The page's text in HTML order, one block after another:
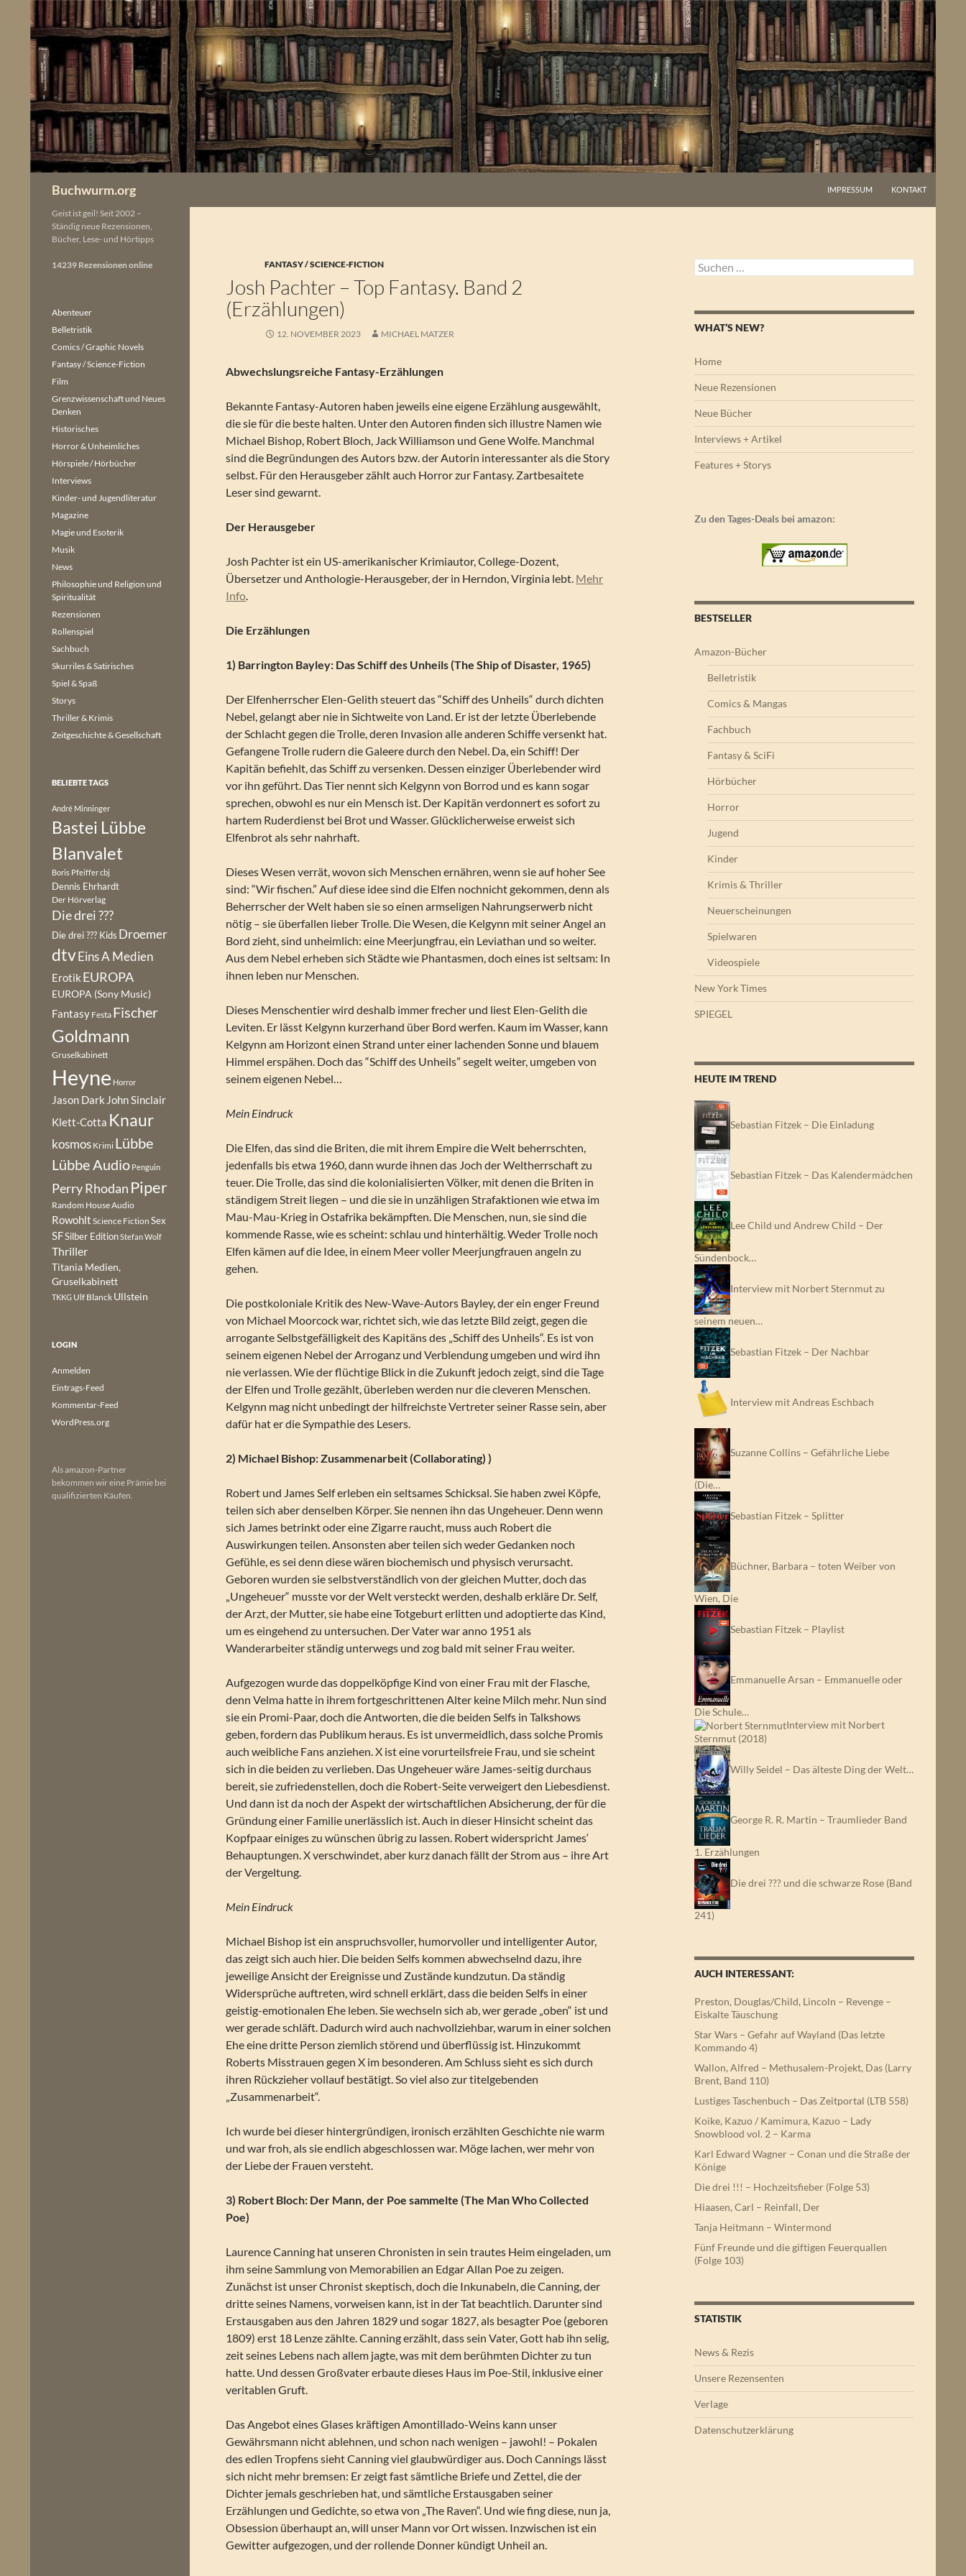
springen
Buchwurm.org IMPRESSUM KONTAKT
FANTASY / SCIENCE-FICTION
Josh Pachter – Top Fantasy. Band 2
(Erzählungen)
12. NOVEMBER 2023 MICHAEL MATZER
Abwechslungsreiche Fantasy-Erzählungen
Bekannte Fantasy-Autoren haben jeweils eine eigene Erzählung ausgewählt,
die sie für die beste halten. Unter den Autoren finden sich illustre Namen wie
Michael Bishop, Robert Bloch, Jack Williamson und Gene Wolfe. Manchmal
sind die Begründungen des Autors bzw. der Autorin interessanter als die Story
selbst. Für den Herausgeber zählt auch Horror zur Fantasy. Zartbesaitete
Leser sind gewarnt.
Der Herausgeber
Josh Pachter ist ein US-amerikanischer Krimiautor, College-Dozent,
Übersetzer und Anthologie-Herausgeber, der in Herndon, Virginia lebt. Mehr
Info.
Die Erzählungen
1) Barrington Bayley: Das Schiff des Unheils (The Ship of Disaster, 1965)
Der Elfenherrscher Elen-Gelith steuert das “Schiff des Unheils“ durch dichten
Nebel, gelangt aber nie in Sichtweite von Land. Er ist der letzte Überlebende
der Schlacht gegen die Trolle, deren Invasion alle anderen Schiffe versenkt hat.
Gefangene Trolle rudern die Galeere durch den Nebel. Da, ein Schiff! Der
Kapitän befiehlt, das Schiff zu versenken. Dessen einziger Überlebender wird
vor ihn geführt. Das Tier nennt sich Kelgynn von Borrod und es kann sogar
sprechen, obwohl es nur ein Mensch ist. Der Kapitän verdonnert es sofort zu
hartem Ruderdienst bei Brot und Wasser. Glücklicherweise erweist sich
Elfenbrot als sehr nahrhaft.
Dieses Wesen verrät, wovon sich Menschen ernähren, wenn sie auf hoher See
sind: “Wir fischen.” Auf diese idee sind die Elfen nochnicht gekommen, denn als
Beherrscher der Welt haben sie so einen armseligen Nahrungserwerb nicht
nötig – sie überfallen lieber Trolle. Die Wesen, die Kelgynn mit seiner Angel an
Bord zieht, sind unheimlich: eine Meerjungfrau, ein Leviathan und so weiter.
Aus dem Nebel erheben sich Städte wie Phantasmen, doch eines ist seltsam: In
ihnen leben nur Menschen.
Dieses Menschentier wird deshalb immer frecher und liest Elen-Gelith die
Leviten. Er lässt Kelgynn kurzerhand über Bord werfen. Kaum im Wasser, kann
Kelgynn am Horizont einen Strand unter einer lachenden Sonne und blauem
Himmel erspähen. Doch das “Schiff des Unheils” segelt weiter, umgeben von
seinem eigenen Nebel…
Mein Eindruck
Die Elfen, das sind die Briten, die mit ihrem Empire die Welt beherrschten,
jedenfalls bis etwa 1960, dann wurde ihnen das Joch der Weltherrschaft zu
teuer. Die Trolle, das sind die kolonialisierten Völker, mit denen die Briten in
ständigem Streit liegen – und die sie in unzähligen Strafaktionen wie etwa im
Mau-Mau-Krieg in Ostafrika bekämpften. Die Menschen, nun, sie sind die
kommende Rasse, wie es scheint: schlau und hinterhältig. Weder Trolle noch
Elfen kämen auf die Idee, in einem Meer voller Meerjungfrauen angeln zu
gehen.
Die postkoloniale Kritik des New-Wave-Autors Bayley, der ein enger Freund
von Michael Moorcock war, richtet sich, wie das letzte Bild zeigt, gegen die
arrogante Selbstgefälligkeit des Kapitäns des „Schiff des Unheils“. Es ist von
seinem eigenen Nebel der Arroganz und Verblendung umgeben und wird ihn
nie verlassen. Wie der flüchtige Blick in die Zukunft jedoch zeigt, sind die Tage
der Elfen und Trolle gezählt, überleben werden nur die cleveren Menschen.
Kelgynn mag nicht unbedingt der hilfreichste Vertreter seiner Rasse sein, aber
dafür hat er die Sympathie des Lesers.
2) Michael Bishop: Zusammenarbeit (Collaborating) )
Robert und James Self erleben ein seltsames Schicksal. Sie haben zwei Köpfe,
teilen sich aber denselben Körper. Sie nennen ihn das Ungeheuer. Denn wenn
sich James betrinkt oder eine Zigarre raucht, muss auch Robert die
Auswirkungen teilen. Ansonsten aber teilen sich weder Gedanken noch
Gefühle, es sei denn diese wären biochemisch und physisch verursacht.
Geboren wurden sie selbstverständlich von der gleichen Mutter, doch das
„Ungeheuer“ musste vor der Welt versteckt werden, deshalb erkläre Dr. Self,
der Arzt, der Mutter, sie habe eine Totgeburt erlitten und adoptierte das Kind,
um es eingehend zu untersuchen. Der Vater war anno 1951 als
Wanderarbeiter ständig unterwegs und zog bald mit seiner Frau weiter.
Aufgezogen wurde das doppelköpfige Kind von einer Frau mit der Flasche,
denn Velma hatte in ihrem fortgeschrittenen Alter keine Milch mehr. Nun sind
sie ein Promi-Paar, doch die Antworten, die die beiden Selfs in Talkshows
geben, fordern das Publikum heraus. Es ist unvermeidlich, dass solche Promis
auch weibliche Fans anziehen. X ist eine vorurteilsfreie Frau, und sie scheint
sich in die beiden zu verlieben. Das Ungeheuer wäre James-seitig durchaus
bereit, sie zufriedenstellen, doch die Robert-Seite verweigert den Liebesdienst.
Und dann ist da noch der Aspekt der wirtschaftlichen Absicherung, der für die
Gründung einer Familie unerlässlich ist. Auch in dieser Hinsicht scheint das
Kopfpaar einiges zu wünschen übrig zu lassen. Robert widerspricht James‘
Behauptungen. X verschwindet, aber kurz danach fällt der Strom aus – ihre Art
der Vergeltung.
Mein Eindruck
Michael Bishop ist ein anspruchsvoller, humorvoller und intelligenter Autor,
das zeigt sich auch hier. Die beiden Selfs kommen abwechselnd dazu, ihre
jeweilige Ansicht der Ereignisse und Zustände kundzutun. Da ständig
Widersprüche auftreten, wird schnell erklärt, dass die beiden Selfs in einer
geistig-emotionalen Ehe leben. Sie wechseln sich ab, wer gerade „oben“ ist und
wer gerade schläft. Dadurch wird auch nachvollziehbar, warum in einer solchen
Ehe eine dritte Person ziemlich störend und überflüssig ist. Hinzukommt
Roberts Misstrauen gegen X im besonderen. Am Schluss sieht es sich durch
ihren Rückzieher vollauf bestätigt. So viel also zur titelgebenden
„Zusammenarbeit“.
Ich wurde bei dieser hintergründigen, ironisch erzählten Geschichte nie warm
und war froh, als sie endlich abgeschlossen war. Möge lachen, wer mehr von
der Liebe der Frauen versteht.
3) Robert Bloch: Der Mann, der Poe sammelte (The Man Who Collected
Poe)
Laurence Canning hat unseren Chronisten in sein trautes Heim eingeladen, um
ihm seine Sammlung von Memorabilien an Edgar Allan Poe zu zeigen.
Zunächst ist unser Chronist skeptisch, doch die Inkunabeln, die Canning, der
dritte seines Namens, vorweisen kann, ist in der Tat beachtlich. Darunter sind
Erstausgaben aus den Jahren 1829 und sogar 1827, als besagter Poe (geboren
1809) erst 18 Lenze zählte. Canning erzählt, dass sein Vater, Gott hab ihn selig,
zeit seines Lebens nach allem jagte, was mit dem berühmten Dichter zu tun
hatte. Und dessen Großvater erbaute dieses Haus im Poe-Stil, inklusive einer
veritablen Gruft.
Das Angebot eines Glases kräftigen Amontillado-Weins kann unser
Gewährsmann nicht ablehnen, und schon nach wenigen – jawohl! – Pokalen
des edlen Tropfens sieht Canning viel glaubwürdiger aus. Doch Cannings lässt
sich nicht mehr bremsen: Er zeigt fast sämtliche Briefe und Zettel, die der
Dichter jemals geschrieben hat, und sämtliche Erstausgaben seiner
Erzählungen und Gedichte, so etwa von „The Raven“. Und wie fing diese, nun ja,
Obsession überhaupt an, will unser Mann vor Ort wissen. Inzwischen ist ein
Gewitter aufgezogen, und der rollende Donner kündigt Unheil an.
Suchen
nach:
WHAT’S NEW?
Home
Neue Rezensionen
Neue Bücher
Interviews + Artikel
Features + Storys
Zu den Tages-Deals bei amazon:
BESTSELLER
Amazon-Bücher
Belletristik
Comics & Mangas
Fachbuch
Fantasy & SciFi
Hörbücher
Horror
Jugend
Kinder
Krimis & Thriller
Neuerscheinungen
Spielwaren
Videospiele
New York Times
SPIEGEL
HEUTE IM TREND
Sebastian Fitzek – Die Einladung
Sebastian Fitzek – Das Kalendermädchen
Lee Child und Andrew Child – Der
Sündenbock…
Interview mit Norbert Sternmut zu
seinem neuen…
Sebastian Fitzek – Der Nachbar
Interview mit Andreas Eschbach
Suzanne Collins – Gefährliche Liebe
(Die…
Sebastian Fitzek – Splitter
Büchner, Barbara – toten Weiber von
Wien, Die
Sebastian Fitzek – Playlist
Emmanuelle Arsan – Emmanuelle oder
Die Schule…
Interview mit Norbert
Sternmut (2018)
Willy Seidel – Das älteste Ding der Welt…
George R. R. Martin – Traumlieder Band
1. Erzählungen
Die drei ??? und die schwarze Rose (Band
241)
AUCH INTERESSANT:
Preston, Douglas/Child, Lincoln – Revenge –
Eiskalte Täuschung
Star Wars – Gefahr auf Wayland (Das letzte
Kommando 4)
Wallon, Alfred – Methusalem-Projekt, Das (Larry
Brent, Band 110)
Lustiges Taschenbuch – Das Zeitportal (LTB 558)
Koike, Kazuo / Kamimura, Kazuo – Lady
Snowblood vol. 2 – Karma
Karl Edward Wagner – Conan und die Straße der
Könige
Die drei !!! – Hochzeitsfieber (Folge 53)
Hiaasen, Carl – Reinfall, Der
Tanja Heitmann – Wintermond
Fünf Freunde und die giftigen Feuerquallen
(Folge 103)
STATISTIK
News & Rezis
Unsere Rezensenten
Verlage
Datenschutzerklärung
Geist ist geil! Seit 2002 –
Ständig neue Rezensionen,
Bücher, Lese- und Hörtipps
14239 Rezensionen online
Abenteuer
Belletristik
Comics / Graphic Novels
Fantasy / Science-Fiction
Film
Grenzwissenschaft und Neues
Denken
Historisches
Horror & Unheimliches
Hörspiele / Hörbücher
Interviews
Kinder- und Jugendliteratur
Magazine
Magie und Esoterik
Musik
News
Philosophie und Religion und
Spiritualität
Rezensionen
Rollenspiel
Sachbuch
Skurriles & Satirisches
Spiel & Spaß
Storys
Thriller & Krimis
Zeitgeschichte & Gesellschaft
BELIEBTE TAGS
André Minninger
Bastei Lübbe
Blanvalet
Boris Pfeiffercbj
Dennis Ehrhardt
Der Hörverlag
Die drei ???
Die drei ??? Kids Droemer
dtvEins A Medien
Erotik EUROPA
EUROPA (Sony Music)
Fantasy Festa Fischer
Goldmann
Gruselkabinett
Heyne Horror
Jason Dark John Sinclair
Klett-Cotta Knaur
kosmos Krimi Lübbe
Lübbe Audio Penguin
Perry Rhodan Piper
Random House Audio
Rowohlt Science Fiction Sex
SFSilber EditionStefan Wolf
Thriller
Titania Medien,
Gruselkabinett
TKKG Ulf Blanck Ullstein
LOGIN
Anmelden
Eintrags-Feed
Kommentar-Feed
WordPress.org
Als amazon-Partner
bekommen wir eine Prämie bei
qualifizierten Käufen.